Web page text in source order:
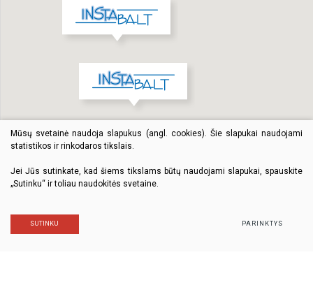
Mūsų svetainė naudoja slapukus (angl. cookies). Šie slapukai naudojami
statistikos ir rinkodaros tikslais.
Jei Jūs sutinkate, kad šiems tikslams būtų naudojami slapukai, spauskite
„Sutinku“ ir toliau naudokitės svetaine.
SUTINKU PARINKTYS